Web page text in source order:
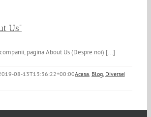
Us”
pagina About Us (Despre noi) [...]
08-13T13:36:22+00:00Acasa Blog Diverse|